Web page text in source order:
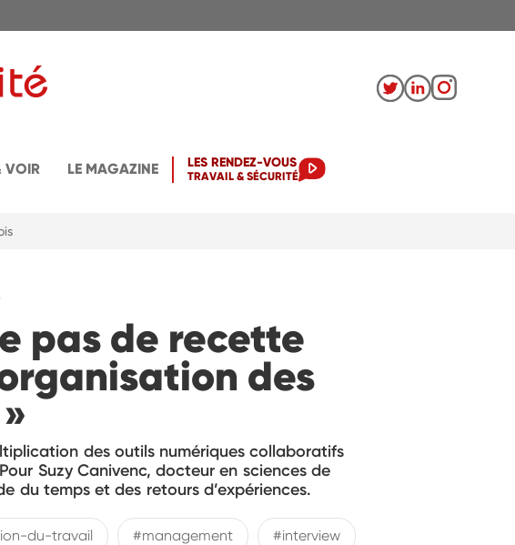
VOIR LE MAGAZINE LES RENDEZ-VOUS
TRAVAIL & SÉCURITÉ
pas de recette
des
des outils numériques collaboratifs
Suzy Canivenc, docteur en sciences de
du temps et des retours d’expériences.
du-travail #management #interview